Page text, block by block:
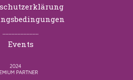
Events